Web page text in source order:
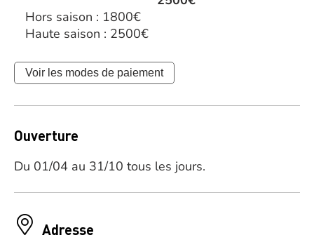
Hors saison : 1800€
Haute saison : 2500€
Voir les modes de paiement
Ouverture
Du 01/04 au 31/10 tous les jours.
Adresse